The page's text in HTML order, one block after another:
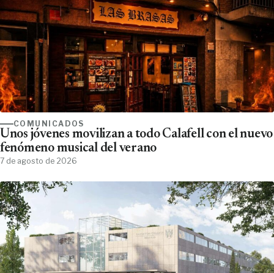
COMUNICADOS
Unos jóvenes movilizan a todo Calafell con el nuevo
fenómeno musical del verano
7 de agosto de 2026